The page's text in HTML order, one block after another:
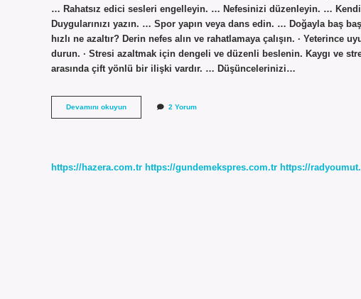
… Rahatsız edici sesleri engelleyin. … Nefesinizi düzenleyin. …
Duygularınızı yazın. … Spor yapın veya dans edin. … Doğayla baş
hızlı ne azaltır? Derin nefes alın ve rahatlamaya çalışın. · Yeterince
durun. · Stresi azaltmak için dengeli ve düzenli beslenin. Kaygı ve
arasında çift yönlü bir ilişki vardır. … Düşüncelerinizi…
Devamını okuyunAşırı
Strese
2 Yorum
https://hazera.com.tr https://gundemekspres.com.tr https://